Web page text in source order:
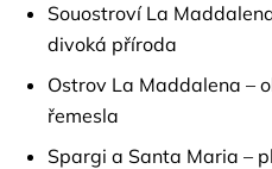
Souostroví La
divoká příroda
Ostrov La Maddalena –
řemesla
Spargi a Santa Maria –